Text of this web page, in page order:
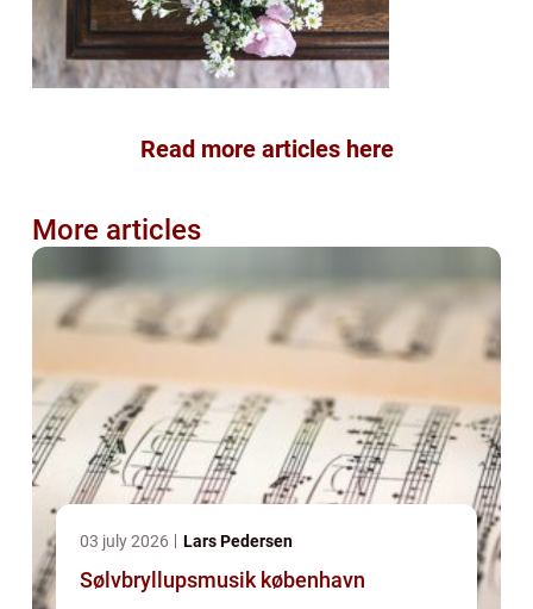
Read more articles here
More articles
03 july 2026 Lars Pedersen
Sølvbryllupsmusik københavn